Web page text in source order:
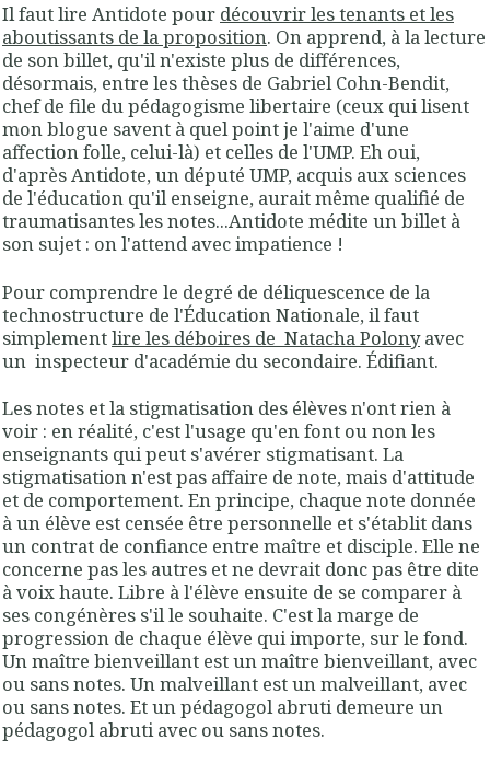
Il faut lire Antidote pour découvrir les tenants et les
aboutissants de la proposition. On apprend, à la lecture
de son billet, qu'il n'existe plus de différences,
désormais, entre les thèses de Gabriel Cohn-Bendit,
chef de file du pédagogisme libertaire (ceux qui lisent
mon blogue savent à quel point je l'aime d'une
affection folle, celui-là) et celles de l'UMP. Eh oui,
d'après Antidote, un député UMP, acquis aux sciences
de l'éducation qu'il enseigne, aurait même qualifié de
traumatisantes les notes...Antidote médite un billet à
son sujet : on l'attend avec impatience !
Pour comprendre le degré de déliquescence de la
technostructure de l'Éducation Nationale, il faut
simplementlire les déboires de Natacha Polonyavec
un inspecteur d'académie du secondaire. Édifiant.
Les notes et la stigmatisation des élèves n'ont rien à
voir : en réalité, c'est l'usage qu'en font ou non les
enseignants qui peut s'avérer stigmatisant. La
stigmatisation n'est pas affaire de note, mais d'attitude
et de comportement. En principe, chaque note donnée
à un élève est censée être personnelle et s'établit dans
un contrat de confiance entre maître et disciple. Elle ne
concerne pas les autres et ne devrait donc pas être dite
à voix haute. Libre à l'élève ensuite de se comparer à
ses congénères s'il le souhaite. C'est la marge de
progression de chaque élève qui importe, sur le fond.
Un maître bienveillant est un maître bienveillant, avec
ou sans notes. Un malveillant est un malveillant, avec
ou sans notes. Et un pédagogol abruti demeure un
pédagogol abruti avec ou sans notes.